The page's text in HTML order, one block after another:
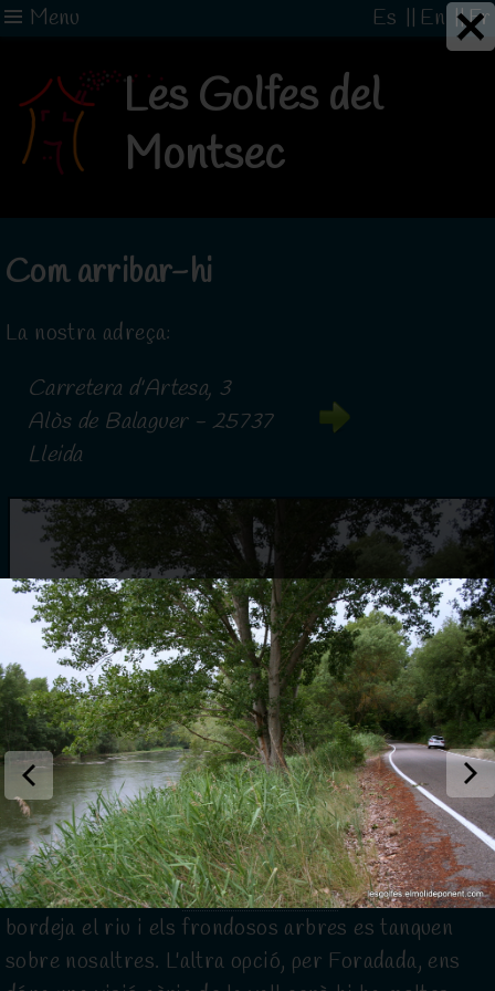
Menu Es En ||Fr
Les Golfes del
Montsec
Com arribar-hi
La nostra adreça:
Carretera d'Artesa, 3
Alòs de Balaguer - 25737
Lleida
Ja a l'àrea, la millor manera d'arribar a Alòs de
Balaguer és des d'Artesa de Segre. La carreta
bordeja el riu i els frondosos arbres es tanquen
sobre nosaltres. L'altra opció, per Foradada, ens